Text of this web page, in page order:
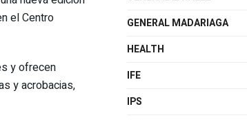
el Centro
y ofrecen
y acrobacias,
GENERAL MADARIAGA
HEALTH
IFE
IPS